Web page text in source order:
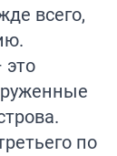
всего,
по